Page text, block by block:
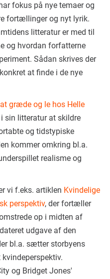
fokus på nye temaer og
fortællinger og nyt lyrik.
litteratur er med til
og hvordan forfatterne
Sådan skrives der
at finde i de nye
græde og le hos Helle
sin litteratur at skildre
og tidstypiske
kommer omkring bl.a.
realisme og
vi f.eks. artiklen Kvindelige
perspektiv, der fortæller
op i midten af
udgave af den
bl.a. sætter storbyens
og Bridget Jones'